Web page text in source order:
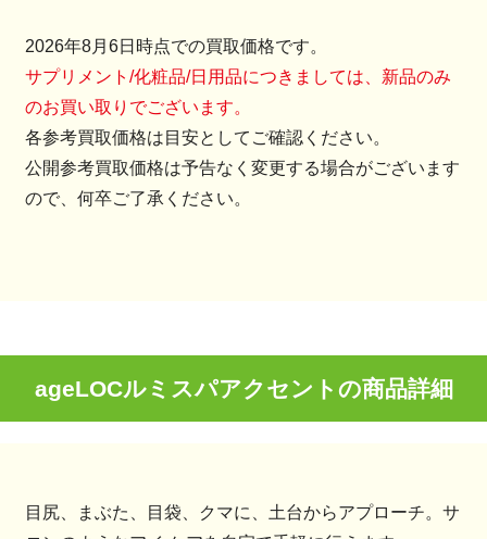
2026年8月6日時点での買取価格です。
サプリメント/化粧品/日用品につきましては、新品のみ
のお買い取りでございます。
各参考買取価格は目安としてご確認ください。
公開参考買取価格は予告なく変更する場合がございます
ので、何卒ご了承ください。
ageLOCルミスパアクセントの商品詳細
目尻、まぶた、目袋、クマに、土台からアプローチ。サ